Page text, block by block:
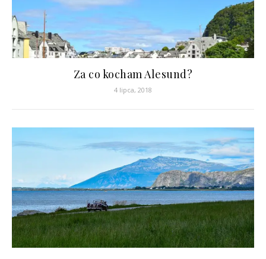
Za co kocham Alesund?
4 lipca, 2018